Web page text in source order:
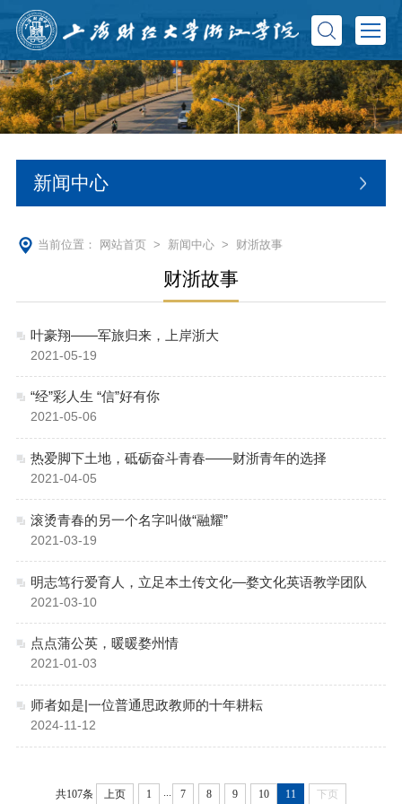
新闻中心
当前位置： 网站首页> 新闻中心> 财浙故事
财浙故事
叶豪翔——军旅归来，上岸浙大
2021-05-19
“经”彩人生 “信”好有你
2021-05-06
热爱脚下土地，砥砺奋斗青春——财浙青年的选择
2021-04-05
滚烫青春的另一个名字叫做“融耀”
2021-03-19
明志笃行爱育人，立足本土传文化—婺文化英语教学团队
2021-03-10
点点蒲公英，暖暖婺州情
2021-01-03
师者如是|一位普通思政教师的十年耕耘
2024-11-12
共107条 上页 1 ... 7 8 9 10 11 下页